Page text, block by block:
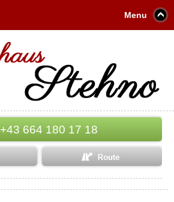
Menu
+43 664 180 17 18